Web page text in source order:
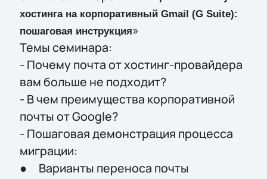
хостинга на корпоративный Gmail (G Suite):
пошаговая инструкция»
Темы семинара:
- Почему почта от хостинг-провайдера
вам больше не подходит?
- В чем преимущества корпоративной
почты от Google?
- Пошаговая демонстрация процесса
миграции:
● Варианты переноса почты